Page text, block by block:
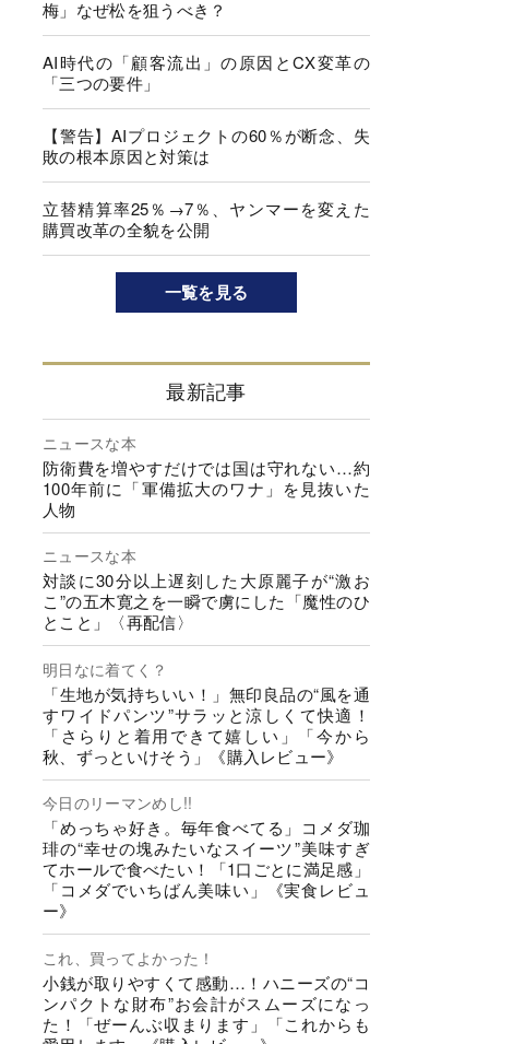
梅」なぜ松を狙うべき？
AI時代の「顧客流出」の原因とCX変革の
「三つの要件」
【警告】AIプロジェクトの60％が断念、失
敗の根本原因と対策は
立替精算率25％→7％、ヤンマーを変えた
購買改革の全貌を公開
一覧を見る
最新記事
ニュースな本
防衛費を増やすだけでは国は守れない…約
100年前に「軍備拡大のワナ」を見抜いた
人物
ニュースな本
対談に30分以上遅刻した大原麗子が“激お
こ”の五木寛之を一瞬で虜にした「魔性のひ
とこと」〈再配信〉
明日なに着てく？
「生地が気持ちいい！」無印良品の“風を通
すワイドパンツ”サラッと涼しくて快適！
「さらりと着用できて嬉しい」「今から
秋、ずっといけそう」《購入レビュー》
今日のリーマンめし!!
「めっちゃ好き。毎年食べてる」コメダ珈
琲の“幸せの塊みたいなスイーツ”美味すぎ
てホールで食べたい！「1口ごとに満足感」
「コメダでいちばん美味い」《実食レビュ
ー》
これ、買ってよかった！
小銭が取りやすくて感動…！ハニーズの“コ
ンパクトな財布”お会計がスムーズになっ
た！「ぜーんぶ収まります」「これからも